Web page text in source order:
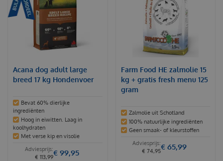
Acana dog adult large
breed 17 kg Hondenvoer
Bevat 60% dierlijke
ingrediënten
Hoog in eiwitten. Laag in
koolhydraten
Met verse kip en visolie
€ 113,99€ 99,95
Farm Food HE zalmolie 15
kg + gratis fresh menu 125
gram
Zalmolie uit Schotland
100% natuurlijke ingrediënten
Geen smaak- of kleurstoffen
€ 74,95€ 65,99